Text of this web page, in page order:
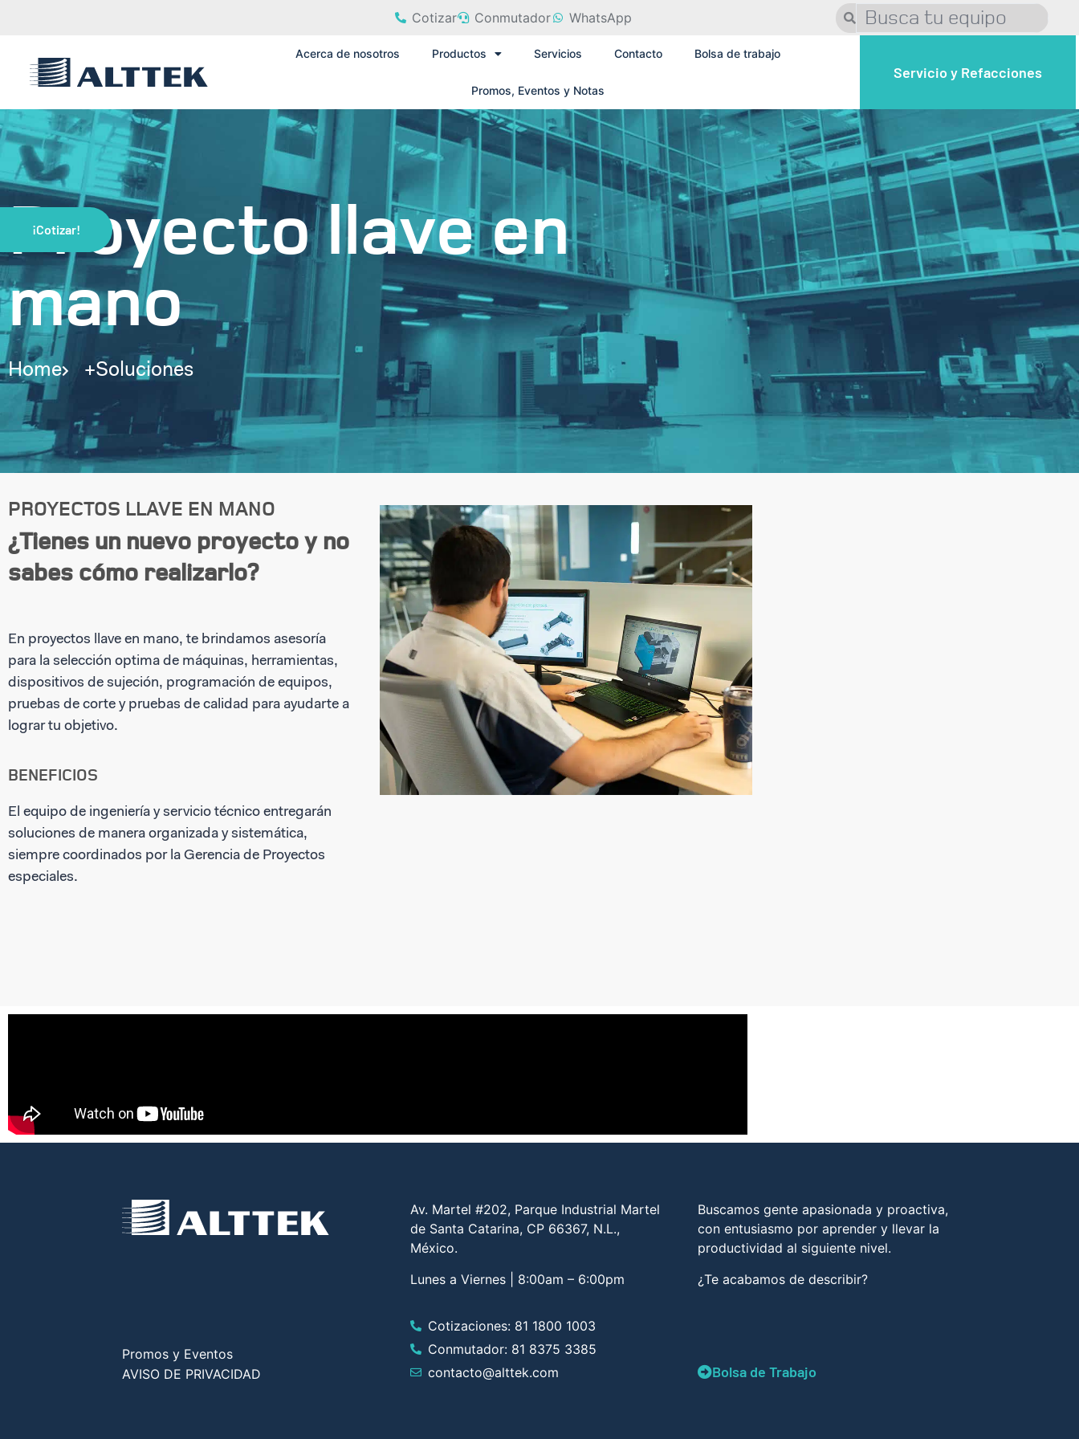
Cotizar Conmutador WhatsApp
Acerca de nosotros Productos Servicios Contacto Bolsa de trabajo
Promos, Eventos y Notas
Servicio y Refacciones
¡Cotizar!
Proyecto llave en
mano
Home +Soluciones
PROYECTOS LLAVE EN MANO
¿Tienes un nuevo proyecto y no
sabes cómo realizarlo?
En proyectos llave en mano, te brindamos asesoría
para la selección optima de máquinas, herramientas,
dispositivos de sujeción, programación de equipos,
pruebas de corte y pruebas de calidad para ayudarte a
lograr tu objetivo.
BENEFICIOS
El equipo de ingeniería y servicio técnico entregarán
soluciones de manera organizada y sistemática,
siempre coordinados por la Gerencia de Proyectos
especiales.
Promos y Eventos
AVISO DE PRIVACIDAD
Av. Martel #202, Parque Industrial Martel
de Santa Catarina, CP 66367, N.L.,
México.
Lunes a Viernes | 8:00am – 6:00pm
Cotizaciones: 81 1800 1003
Conmutador: 81 8375 3385
contacto@alttek.com
Buscamos gente apasionada y proactiva,
con entusiasmo por aprender y llevar la
productividad al siguiente nivel.
¿Te acabamos de describir?
Bolsa de Trabajo